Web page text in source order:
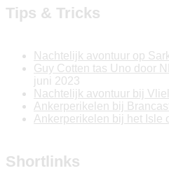
Tips & Tricks
Nachtelijk avontuur op
Guy Cotten tas Uno door
juni 2023
Nachtelijk avontuur bij
Ankerperikelen bij
Ankerperikelen bij het Isle
Shortlinks